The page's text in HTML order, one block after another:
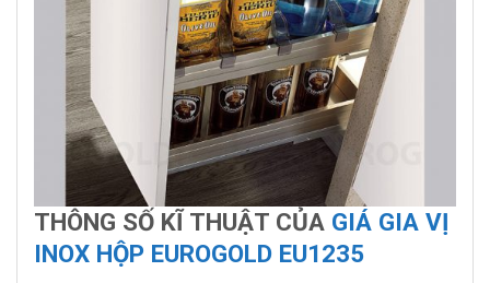
THÔNG SỐ KĨ THUẬT CỦA GIÁ GIA VỊ
INOX HỘP EUROGOLD EU1235